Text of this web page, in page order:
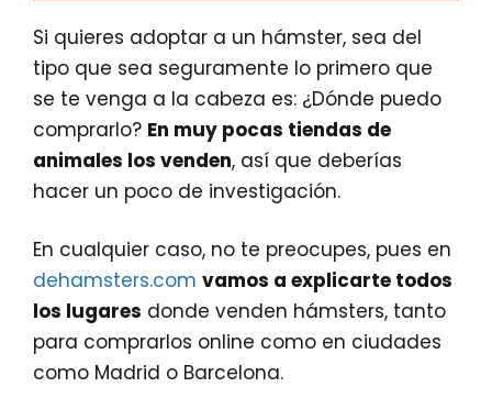
Si quieres adoptar a un hámster, sea del
tipo que sea seguramente lo primero que
se te venga a la cabeza es: ¿Dónde puedo
comprarlo? En muy pocas tiendas de
animales los venden, así que deberías
hacer un poco de investigación.
En cualquier caso, no te preocupes, pues en
dehamsters.com vamos a explicarte todos
los lugares donde venden hámsters, tanto
para comprarlos online como en ciudades
como Madrid o Barcelona.